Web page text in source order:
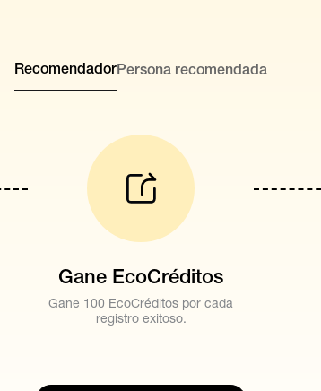
RecomendadorPersona recomendada
Gane EcoCréditos
Gane 100 EcoCréditos por cada
registro exitoso.